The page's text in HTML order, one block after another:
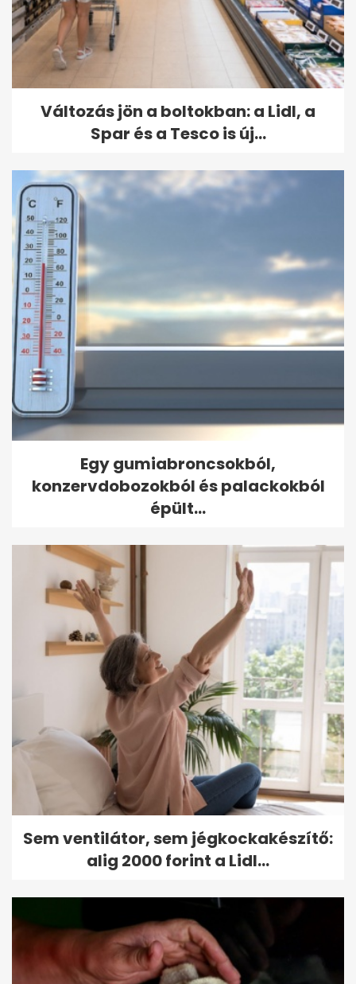
Változás jön a boltokban: a Lidl, a
Spar és a Tesco is új...
Egy gumiabroncsokból,
konzervdobozokból és palackokból
épült...
Sem ventilátor, sem jégkockakészítő:
alig 2000 forint a Lidl...